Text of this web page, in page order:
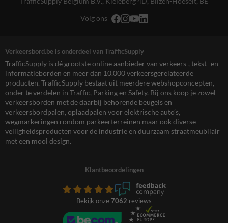
Volg ons
Verkeersbord.be is onderdeel van TrafficSupply
TrafficSupply is dé grootste online aanbieder van verkeers-, tekst- en
informatieborden en meer dan 10.000 verkeersgerelateerde
producten. TrafficSupply bestaat uit meerdere webshopconcepten,
onder te verdelen in Traffic, Parking en Safety. Bij ons koop je zowel
verkeersborden met de daarbij behorende beugels en
verkeersbordpalen, oplaadpalen voor elektrische auto’s,
wegmarkeringen rondom parkeerterreinen maar ook diverse
veiligheidsproducten voor de industrie en duurzaam straatmeubilair
met een mooi design.
Klantbeoordelingen
Bekijk onze 7062 reviews